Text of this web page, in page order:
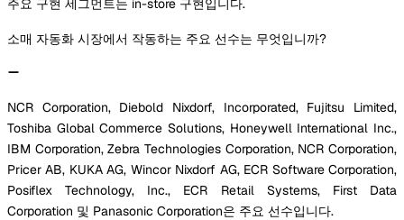
주요 구현 세그먼트는 in-store 구현입니다.
소매 자동화 시장에서 작동하는 주요 선수는 무엇입니까?
NCR Corporation, Diebold Nixdorf, Incorporated, Fujitsu Limited,
Toshiba Global Commerce Solutions, Honeywell International Inc.,
IBM Corporation, Zebra Technologies Corporation, NCR Corporation,
Pricer AB, KUKA AG, Wincor Nixdorf AG, ECR Software Corporation,
Posiflex Technology, Inc., ECR Retail Systems, First Data
Corporation 및 Panasonic Corporation은 주요 선수입니다.